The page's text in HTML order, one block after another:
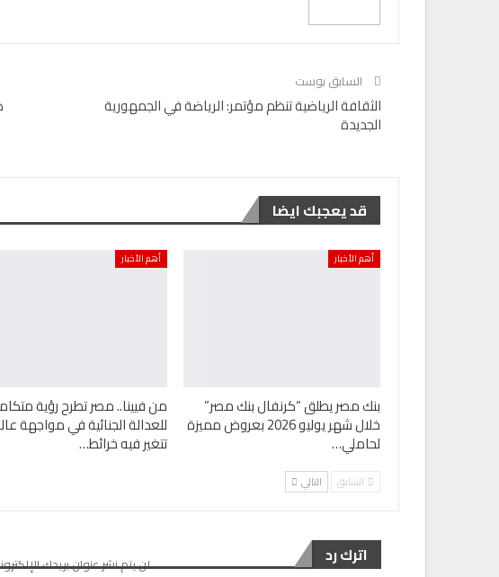
السابق بوست
الثقافة الرياضية تنظم مؤتمر: الرياضة في الجمهورية
الجديدة
قد يعجبك ايضا
أهم الأخبار
بنك مصر يطلق “كرنفال بنك مصر”
خلال شهر يوليو 2026 بعروض مميزة
لحاملي…
أهم الأخبار
من فيينا.. مصر تطرح رؤية
للعدالة الجنائية في مواجهة
تتغير فيه خرائط…
السابق التالي
اترك رد لن يتم نشر عنوان بريدك